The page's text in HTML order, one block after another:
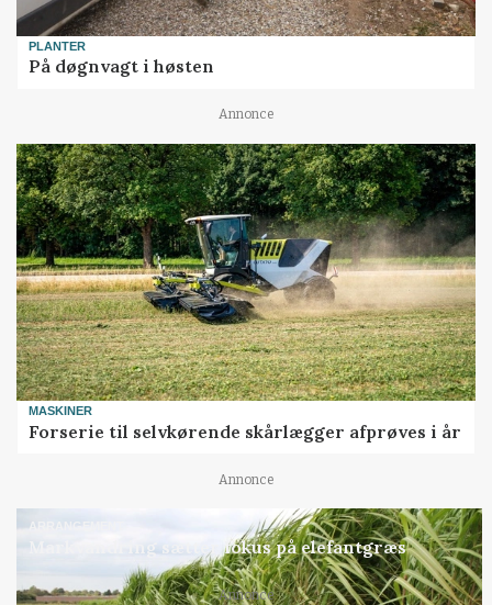
PLANTER
På døgnvagt i høsten
Annonce
MASKINER
Forserie til selvkørende skårlægger afprøves i år
Annonce
ARRANGEMENT
Markvandring sætter fokus på elefantgræs
Annonce